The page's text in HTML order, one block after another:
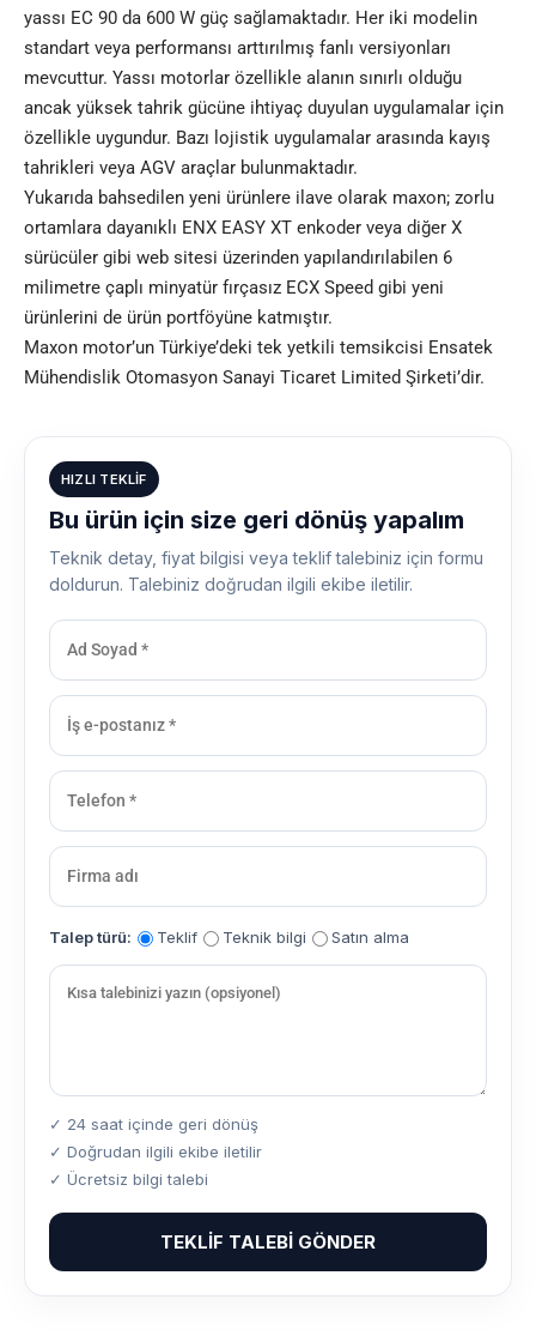
yassı EC 90 da 600 W güç sağlamaktadır. Her iki modelin
standart veya performansı arttırılmış fanlı versiyonları
mevcuttur. Yassı motorlar özellikle alanın sınırlı olduğu
ancak yüksek tahrik gücüne ihtiyaç duyulan uygulamalar için
özellikle uygundur. Bazı lojistik uygulamalar arasında kayış
tahrikleri veya AGV araçlar bulunmaktadır.
Yukarıda bahsedilen yeni ürünlere ilave olarak maxon; zorlu
ortamlara dayanıklı ENX EASY XT enkoder veya diğer X
sürücüler gibi web sitesi üzerinden yapılandırılabilen 6
milimetre çaplı minyatür fırçasız ECX Speed ​​gibi yeni
ürünlerini de ürün portföyüne katmıştır.
Maxon motor’un Türkiye’deki tek yetkili temsikcisi Ensatek
Mühendislik Otomasyon Sanayi Ticaret Limited Şirketi’dir.
HIZLI TEKLIF
Bu ürün için size geri dönüş yapalım
Teknik detay, fiyat bilgisi veya teklif talebiniz için formu
doldurun. Talebiniz doğrudan ilgili ekibe iletilir.
Talep türü: Teklif Teknik bilgi Satın alma
✓ 24 saat içinde geri dönüş
✓ Doğrudan ilgili ekibe iletilir
✓ Ücretsiz bilgi talebi
TEKLIF TALEBI GÖNDER